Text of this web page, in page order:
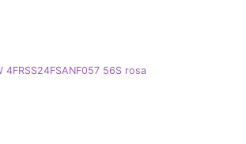
4FRSS24FSANF057 56S rosa